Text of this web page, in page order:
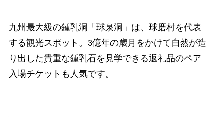
九州最大級の鍾乳洞「球泉洞」は、球磨村を代表
する観光スポット。3億年の歳月をかけて自然が造
り出した貴重な鍾乳石を見学できる返礼品のペア
入場チケットも人気です。